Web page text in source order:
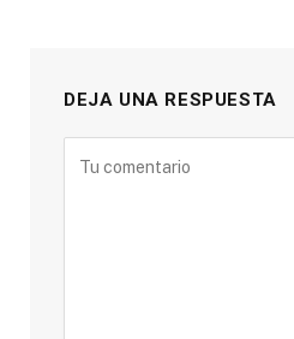
DEJA UNA RESPUESTA